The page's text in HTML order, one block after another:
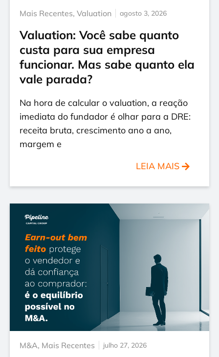
Mais Recentes, Valuation agosto 3, 2026
Valuation: Você sabe quanto
custa para sua empresa
funcionar. Mas sabe quanto ela
vale parada?
Na hora de calcular o valuation, a reação
imediata do fundador é olhar para a DRE:
receita bruta, crescimento ano a ano,
margem e
LEIA MAIS
M&A, Mais Recentes julho 27, 2026